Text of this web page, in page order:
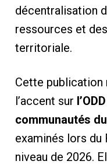
décentralisation
ressources et
territoriale.
Cette
l’accent sur
communautés
examinés lors du
niveau de 2026.